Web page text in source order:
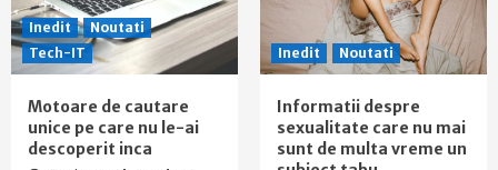
Inedit
Noutati
Tech-IT
Motoare de cautare
unice pe care nu le-ai
descoperit inca
Inedit Noutati
Informatii despre
sexualitate care nu mai
sunt de multa vreme un